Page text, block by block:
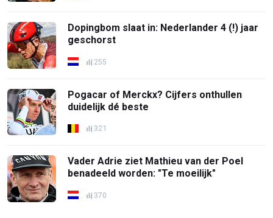
Dopingbom slaat in: Nederlander 4 (!) jaar
geschorst
255
Pogacar of Merckx? Cijfers onthullen
duidelijk dé beste
321
Vader Adrie ziet Mathieu van der Poel
benadeeld worden: "Te moeilijk"
370